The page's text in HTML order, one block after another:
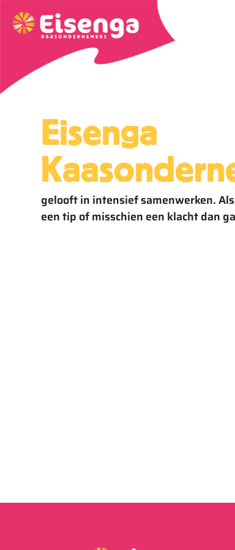
Eisenga
gelooft in intensief samenwerken.
een tip of misschien een klacht dan